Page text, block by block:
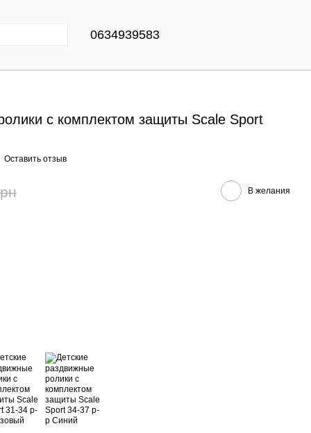
0634939583
с комплектом защиты Scale Sport
Оставить отзыв
В желания